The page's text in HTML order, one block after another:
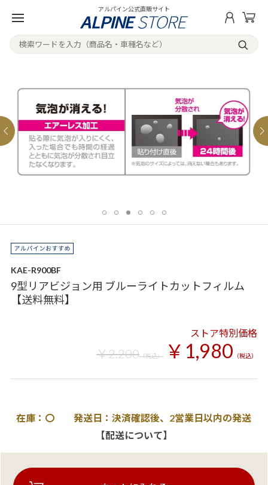
アルパイン公式直販サイト
KAE-R900BF
9型リアビジョン用 ブルーライトカットフィルム
【送料無料】
ストア特別価格
￥2,200（税込） ￥1,980 （税込）
在庫：〇 発送日：決済確認後、2営業日以内の発送
【配送について】